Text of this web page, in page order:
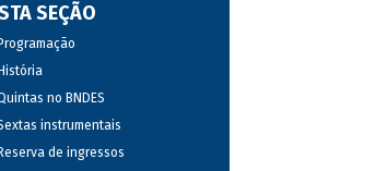
SEÇÃO
Programação
História
no BNDES
instrumentais
Reserva de ingressos